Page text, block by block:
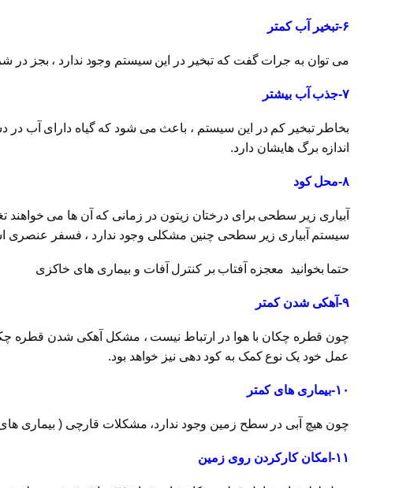
۶-تبخیر آب کمتر
می توان به جرات گفت که تبخیر در این سیستم وجود ندارد ، بجز
۷-جذب آب بیشتر
بخاطر تبخیر کم در این سیستم ، باعث می شود که گیاه دارای آب در
اندازه برگ هایشان دارد.
۸-محل کود
آبیاری زیر سطحی برای درختان زیتون در زمانی که آن ها می
سیستم آبیاری زیر سطحی چنین مشکلی وجود ندارد ، فسفر عنصری
حتما بخوانید معجزه آفتاب بر کنترل آفات و بیماری های خاکزی
۹-آهکی شدن کمتر
چون قطره چکان با هوا در ارتباط نیست ، مشکل آهکی شدن قطره
عمل خود یک نوع کمک به کود دهی نیز خواهد بود.
۱۰-بیماری های کمتر
چون هیچ آبی در سطح زمین وجود ندارد، مشکلات قارچی ( بیماری
۱۱-امکان کارکردن روی زمین